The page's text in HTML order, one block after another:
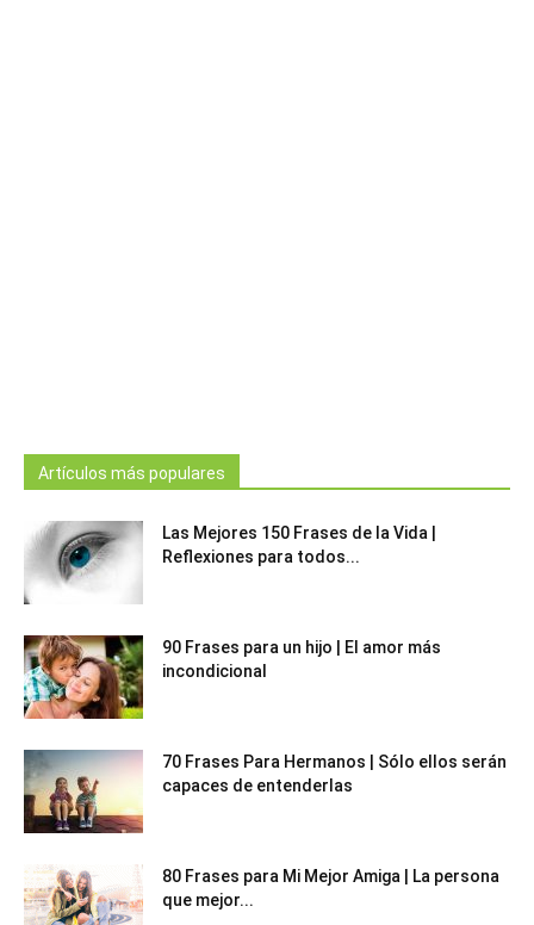
Artículos más populares
Las Mejores 150 Frases de la Vida |
Reflexiones para todos...
90 Frases para un hijo | El amor más
incondicional
70 Frases Para Hermanos | Sólo ellos serán
capaces de entenderlas
80 Frases para Mi Mejor Amiga | La persona
que mejor...